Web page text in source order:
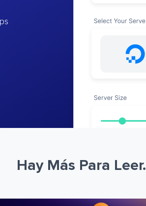
Hay Más Para Leer.